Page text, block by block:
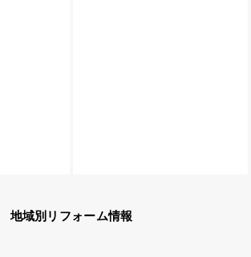
地域別リフォーム情報